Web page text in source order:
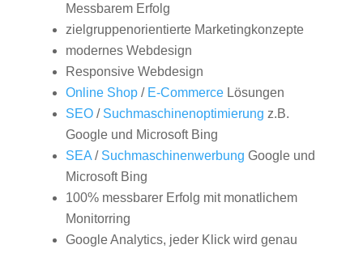
Messbarem Erfolg
zielgruppenorientierte Marketingkonzepte
modernes Webdesign
Responsive Webdesign
Online Shop/ E-CommerceLösungen
SEO/ Suchmaschinenoptimierung z.B.
Google und Microsoft Bing
SEA/ Suchmaschinenwerbung Google und
Microsoft Bing
100% messbarer Erfolg mit monatlichem
Monitorring
Google Analytics, jeder Klick wird genau